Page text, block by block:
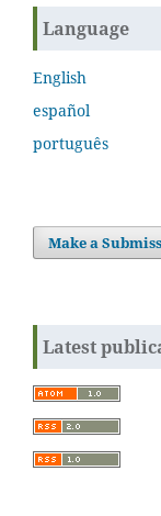
Language
English
español
português
Make a
Latest